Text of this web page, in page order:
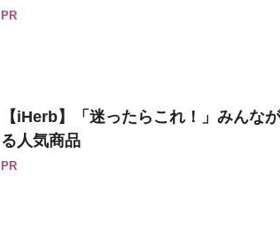
PR
【iHerb】「迷ったらこれ！」みんな
る人気商品
PR